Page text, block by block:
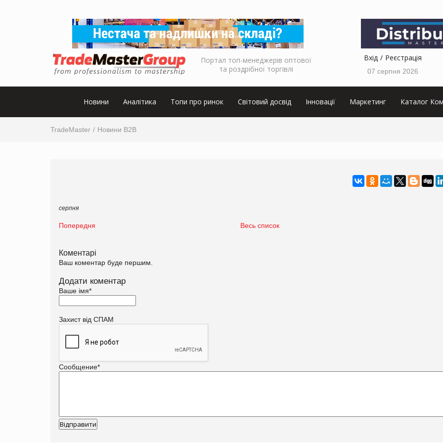
Портал топ-менеджерів оптової
та роздрібної торгівлі
Вхід Реєстрація
07 серпня 2026
Новини Аналітика Топи про ринок Світовий досвід Інновації Маркетинг Каталог
TradeMaster Новини B2B
серпня
Попередня Весь список
Коментарі
Ваш коментар буде першим.
Додати коментар
Ваше імя*
Захист від СПАМ
Сообщение*